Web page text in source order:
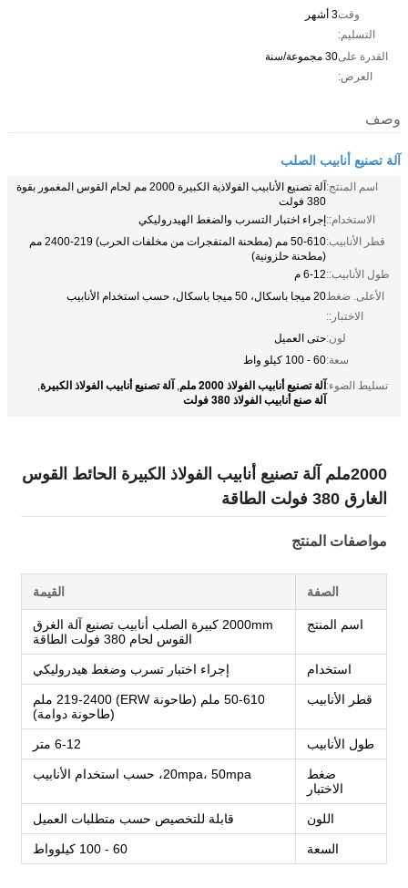
وقت
التسليم:
3 أشهر
القدرة على
العرض:
30 مجموعة/سنة
وصف
آلة تصنيع أنابيب الصلب
اسم المنتج:
آلة تصنيع الأنابيب الفولاذية الكبيرة 2000 مم لحام القوس المغمور بقوة
380 فولت
الاستخدام::إجراء اختبار التسرب والضغط الهيدروليكي
قطر الأنابيب:
50-610 مم (مطحنة المتفجرات من مخلفات الحرب) 219-2400 مم
(مطحنة حلزونية)
طول الأنابيب::6-12 م
الأعلى. ضغط
الاختبار::
20 ميجا باسكال، 50 ميجا باسكال، حسب استخدام الأنابيب
لون:حتى العميل
سعة:60 - 100 كيلو واط
تسليط الضوء:آلة تصنيع أنابيب الفولاذ 2000 ملم , آلة تصنيع أنابيب الفولاذ الكبيرة,
آلة صنع أنابيب الفولاذ 380 فولت
2000ملم آلة تصنيع أنابيب الفولاذ الكبيرة الحائط القوس
الغارق 380 فولت الطاقة
مواصفات المنتج
الصفة القيمة
اسم المنتج
2000mm كبيرة الصلب أنابيب تصنيع آلة الغرق
القوس لحام 380 فولت الطاقة
استخدام إجراء اختبار تسرب وضغط هيدروليكي
قطر الأنابيب
50-610 ملم (طاحونة ERW) 219-2400 ملم
(طاحونة دوامة)
طول الأنابيب 6-12 متر
ضغط
الاختبار
20mpa، 50mpa، حسب استخدام الأنابيب
اللون قابلة للتخصيص حسب متطلبات العميل
السعة 60 - 100 كيلوواط